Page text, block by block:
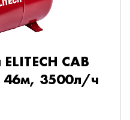
САВ
46м, 3500л/ч